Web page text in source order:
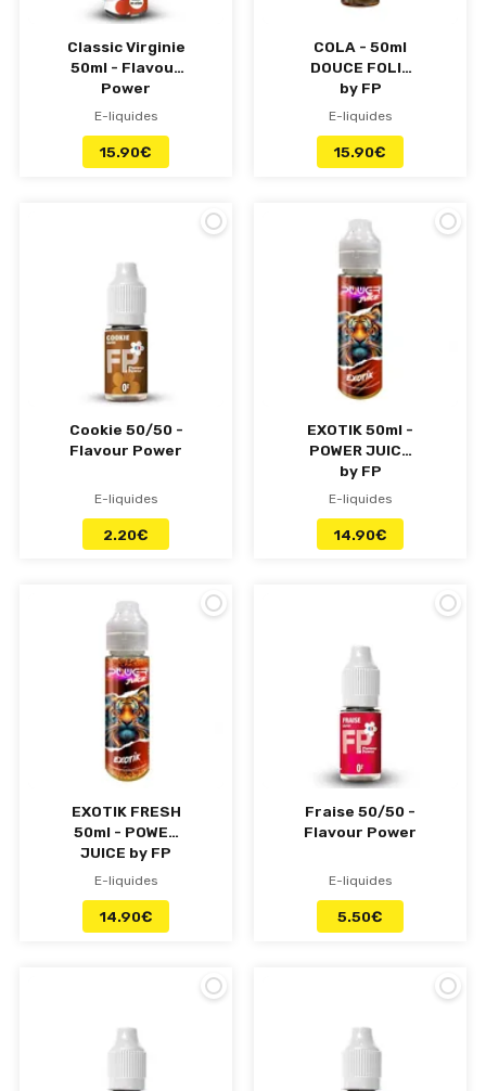
Classic Virginie
50ml - Flavour
Power
E-liquides
15.90€
COLA - 50ml
DOUCE FOLIZ
by FP
E-liquides
15.90€
Cookie 50/50 -
Flavour Power
E-liquides
2.20€
EXOTIK 50ml -
POWER JUICE
by FP
E-liquides
14.90€
EXOTIK FRESH
50ml - POWER
JUICE by FP
E-liquides
14.90€
Fraise 50/50 -
Flavour Power
E-liquides
5.50€